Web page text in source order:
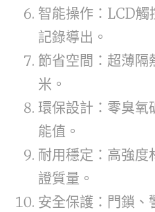
智能操作：LCD觸
記錄導出。
節省空間：超薄隔
米。
環保設計：零臭氧
能值。
耐用穩定：高強度
證質量。
安全保護：門鎖、